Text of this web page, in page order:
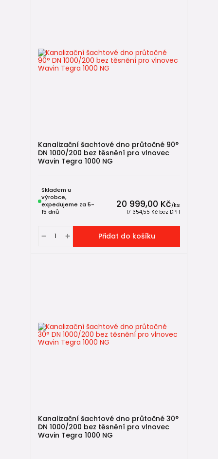
Kanalizační šachtové dno průtočné 90°
DN 1000/200 bez těsnění pro vlnovec
Wavin Tegra 1000 NG
20 999,00 Kč/ks
17 354,55 Kč bez DPH
Skladem u
výrobce,
expedujeme za 5-
15 dnů
Přidat do košíku
Kanalizační šachtové dno průtočné 30°
DN 1000/200 bez těsnění pro vlnovec
Wavin Tegra 1000 NG